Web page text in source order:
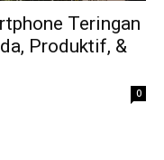
Teringan
Produktif, &
0